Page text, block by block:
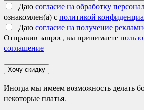
Даюсогласие на обработку
ознакомлен(а) сполитикой
Даюсогласие на получение
Отправив запрос, вы принимаете
соглашение
Хочу скидку
Иногда мы имеем возможность делать
некоторые платья.